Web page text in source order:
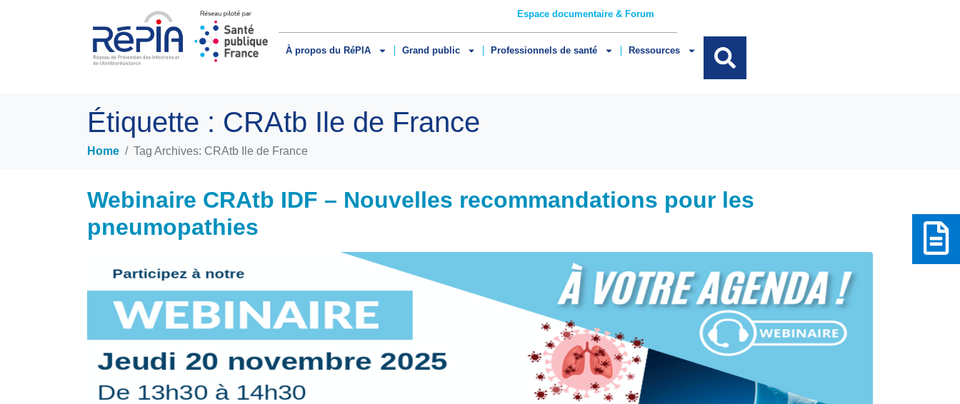
Espace documentaire & Forum
À propos du RéPIA Grand public Professionnels de santé Ressources
Étiquette : CRAtb Ile de France
Home Tag Archives: CRAtb Ile de France
Webinaire CRAtb IDF – Nouvelles recommandations pour les
pneumopathies